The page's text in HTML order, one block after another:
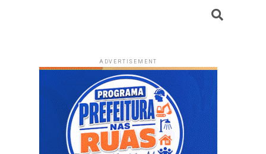
ADVERTISEMENT